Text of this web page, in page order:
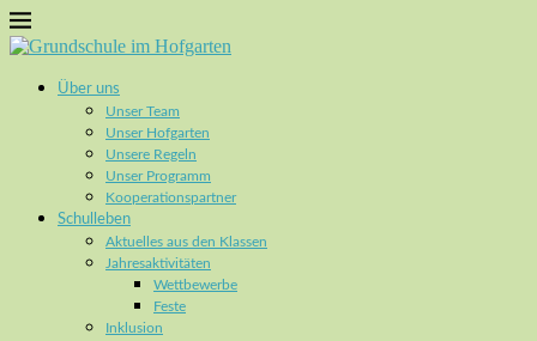
Über uns
Unser Team
Unser Hofgarten
Unsere Regeln
Unser Programm
Kooperationspartner
Schulleben
Aktuelles aus den Klassen
Jahresaktivitäten
Wettbewerbe
Feste
Inklusion